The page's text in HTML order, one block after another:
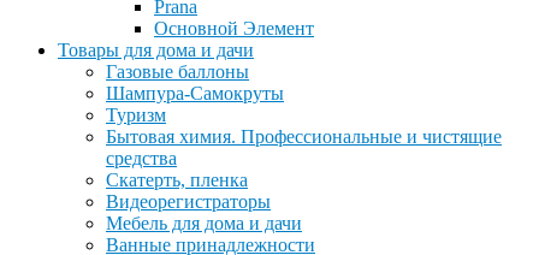
Prana
Основной Элемент
Товары для дома и дачи
Газовые баллоны
Шампура-Самокруты
Туризм
Бытовая химия. Профессиональные и чистящие
средства
Скатерть, пленка
Видеорегистраторы
Мебель для дома и дачи
Ванные принадлежности